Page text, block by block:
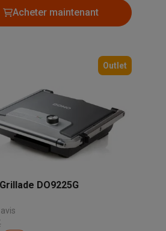
Acheter maintenant
Outlet
DO9225G